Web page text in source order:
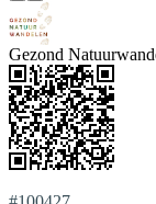
Gezond